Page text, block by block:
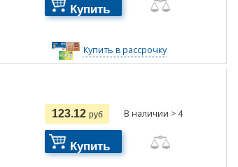
Купить
Купить в рассрочку
123.12 руб В наличии > 4
Купить